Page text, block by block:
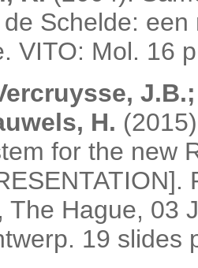
Schelde:
VITO: Mol. 16
H.
for the new
The Hague, 03
19 slides